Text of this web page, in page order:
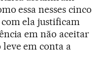
essa nesses cinco
com ela justificam
em não aceitar
em conta a